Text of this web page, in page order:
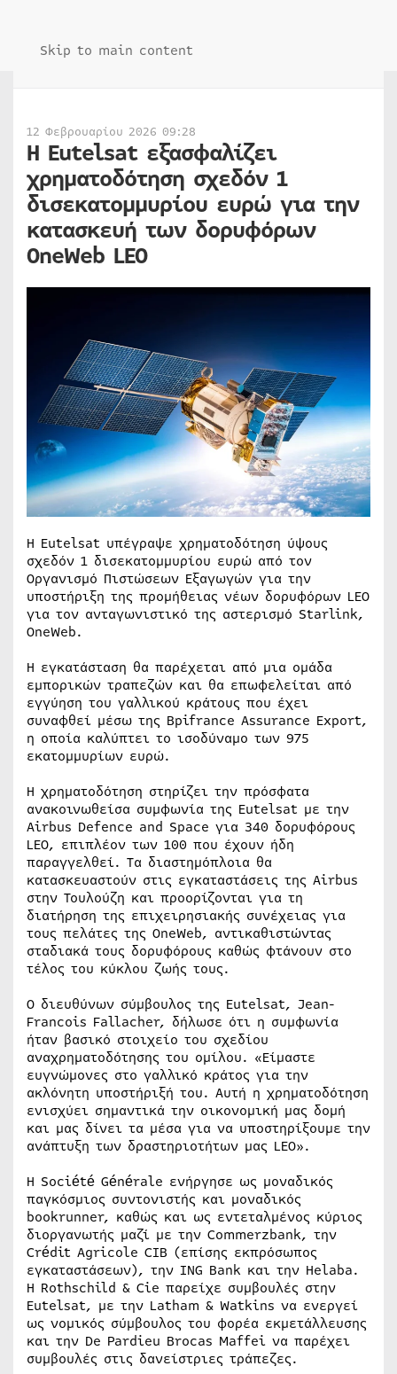
Skip to main content
12 Φεβρουαρίου 2026 09:28
Η Eutelsat εξασφαλίζει
χρηματοδότηση σχεδόν 1
δισεκατομμυρίου ευρώ για την
κατασκευή των δορυφόρων
OneWeb LEO
Η Eutelsat υπέγραψε χρηματοδότηση ύψους
σχεδόν 1 δισεκατομμυρίου ευρώ από τον
Οργανισμό Πιστώσεων Εξαγωγών για την
υποστήριξη της προμήθειας νέων δορυφόρων LEO
για τον ανταγωνιστικό της αστερισμό Starlink,
OneWeb.
Η εγκατάσταση θα παρέχεται από μια ομάδα
εμπορικών τραπεζών και θα επωφελείται από
εγγύηση του γαλλικού κράτους που έχει
συναφθεί μέσω της Bpifrance Assurance Export,
η οποία καλύπτει το ισοδύναμο των 975
εκατομμυρίων ευρώ.
Η χρηματοδότηση στηρίζει την πρόσφατα
ανακοινωθείσα συμφωνία της Eutelsat με την
Airbus Defence and Space για 340 δορυφόρους
LEO, επιπλέον των 100 που έχουν ήδη
παραγγελθεί. Τα διαστημόπλοια θα
κατασκευαστούν στις εγκαταστάσεις της Airbus
στην Τουλούζη και προορίζονται για τη
διατήρηση της επιχειρησιακής συνέχειας για
τους πελάτες της OneWeb, αντικαθιστώντας
σταδιακά τους δορυφόρους καθώς φτάνουν στο
τέλος του κύκλου ζωής τους.
Ο διευθύνων σύμβουλος της Eutelsat, Jean-
Francois Fallacher, δήλωσε ότι η συμφωνία
ήταν βασικό στοιχείο του σχεδίου
αναχρηματοδότησης του ομίλου. «Είμαστε
ευγνώμονες στο γαλλικό κράτος για την
ακλόνητη υποστήριξή του. Αυτή η χρηματοδότηση
ενισχύει σημαντικά την οικονομική μας δομή
και μας δίνει τα μέσα για να υποστηρίξουμε την
ανάπτυξη των δραστηριοτήτων μας LEO».
Η Société Générale ενήργησε ως μοναδικός
παγκόσμιος συντονιστής και μοναδικός
bookrunner, καθώς και ως εντεταλμένος κύριος
διοργανωτής μαζί με την Commerzbank, την
Crédit Agricole CIB (επίσης εκπρόσωπος
εγκαταστάσεων), την ING Bank και την Helaba.
Η Rothschild & Cie παρείχε συμβουλές στην
Eutelsat, με την Latham & Watkins να ενεργεί
ως νομικός σύμβουλος του φορέα εκμετάλλευσης
και την De Pardieu Brocas Maffei να παρέχει
συμβουλές στις δανείστριες τράπεζες.